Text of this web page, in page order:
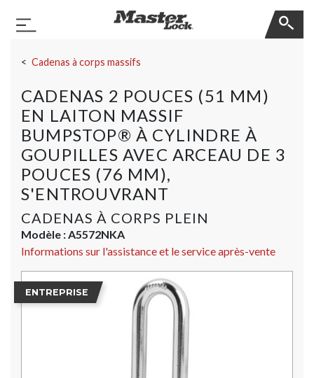
Basculer la navigation
Cadenas à corps massifs
CADENAS 2 POUCES (51 MM)
EN LAITON MASSIF
BUMPSTOP® À CYLINDRE À
GOUPILLES AVEC ARCEAU DE 3
POUCES (76 MM),
S'ENTROUVRANT
CADENAS À CORPS PLEIN
Modèle :A5572NKA
Informations sur l'assistance et le service après-vente
ENTREPRISE